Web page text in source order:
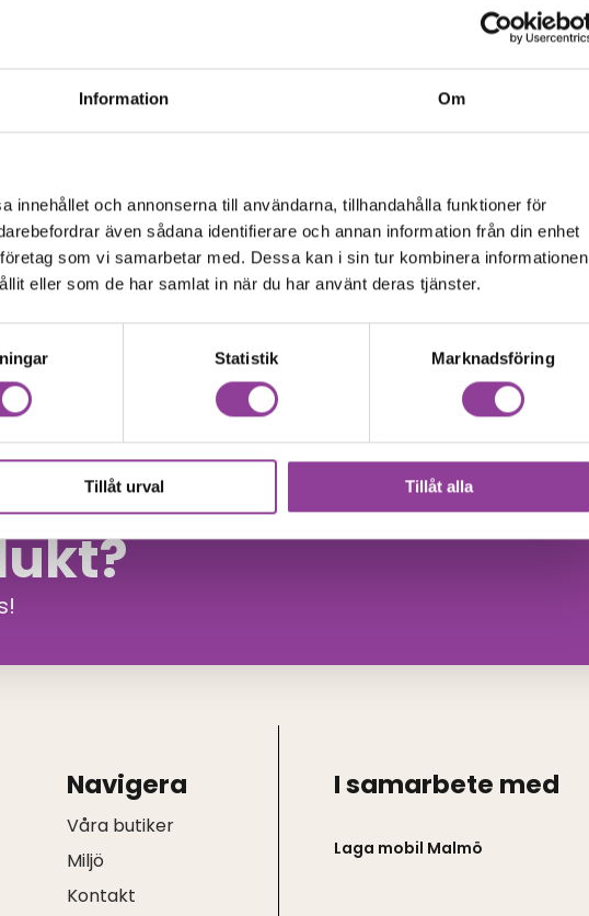
Information Om
innehållet och annonserna till användarna, tillhandahålla funktioner för
även sådana identifierare och annan information från din enhet
som vi samarbetar med. Dessa kan i sin tur kombinera informationen
eller som de har samlat in när du har använt deras tjänster.
Statistik Marknadsföring
Tillåt urval Tillåt alla
Navigera
Våra butiker
Miljö
Kontakt
I samarbete med
Laga mobil Malmö